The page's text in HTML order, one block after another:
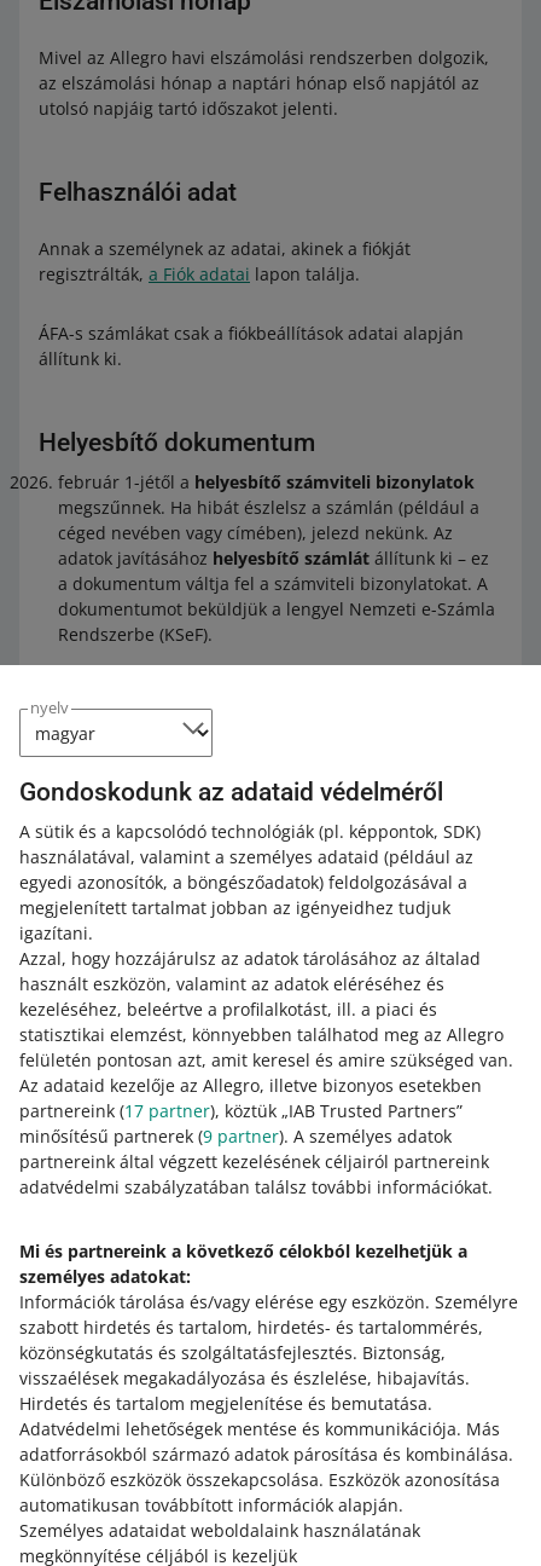
nyelv
Gondoskodunk az adataid védelméről
A sütik és a kapcsolódó technológiák (pl. képpontok, SDK)
használatával, valamint a személyes adataid (például az
egyedi azonosítók, a böngészőadatok) feldolgozásával a
megjelenített tartalmat jobban az igényeidhez tudjuk
igazítani.
Azzal, hogy hozzájárulsz az adatok tárolásához az általad
használt eszközön, valamint az adatok eléréséhez és
kezeléséhez, beleértve a profilalkotást, ill. a piaci és
statisztikai elemzést, könnyebben találhatod meg az Allegro
felületén pontosan azt, amit keresel és amire szükséged van.
Az adataid kezelője az Allegro, illetve bizonyos esetekben
partnereink (17 partner), köztük „IAB Trusted Partners”
minősítésű partnerek (9 partner). A személyes adatok
partnereink által végzett kezelésének céljairól partnereink
adatvédelmi szabályzatában találsz további információkat.
Mi és partnereink a következő célokból kezelhetjük a
személyes adatokat:
Információk tárolása és/vagy elérése egy eszközön. Személyre
szabott hirdetés és tartalom, hirdetés- és tartalommérés,
közönségkutatás és szolgáltatásfejlesztés. Biztonság,
visszaélések megakadályozása és észlelése, hibajavítás.
Hirdetés és tartalom megjelenítése és bemutatása.
Adatvédelmi lehetőségek mentése és kommunikációja. Más
adatforrásokból származó adatok párosítása és kombinálása.
Különböző eszközök összekapcsolása. Eszközök azonosítása
automatikusan továbbított információk alapján.
Személyes adataidat weboldalaink használatának
megkönnyítése céljából is kezeljük
Mivel az Allegro havi elszámolási rendszerben dolgozik,
az elszámolási hónap a naptári hónap első napjától az
utolsó napjáig tartó időszakot jelenti.
Felhasználói adat
Annak a személynek az adatai, akinek a fiókját
regisztrálták, a Fiók adatai lapon találja.
ÁFA-s számlákat csak a fiókbeállítások adatai alapján
állítunk ki.
Helyesbítő dokumentum
február 1-jétől a helyesbítő számviteli bizonylatok
megszűnnek. Ha hibát észlelsz a számlán (például a
céged nevében vagy címében), jelezd nekünk. Az
adatok javításához helyesbítő számlát állítunk ki – ez
a dokumentum váltja fel a számviteli bizonylatokat. A
dokumentumot beküldjük a lengyel Nemzeti e-Számla
Rendszerbe (KSeF).
Helyesbítő számla
történt tranzakciók azt mutatják, hogy szükséges
Számla pontos másolata
Ha az eredeti papíralapú számla sérült vagy elveszett, és
erről tájékoztatsz bennünket, a szolgáltató – ebben az
esetben az Allegro sp. z o.o. – köteles újra kiállítani a
számlát ugyanazokkal az adatokkal. Az újra kiállított
számla – a számla pontos másolata – nem a szolgáltató
tulajdonában lévő számla fénymásolata. Ez egy külön
számlatípus, amelyet a szolgáltató két példányban állít
ki.
Egy olyan fiók, amely aktív beállítás esetén fogadja az
Allegrótól érkező számlákat.
Segítségre van szükséged?
VEDD FEL VELÜNK A KAPCSOLATOT